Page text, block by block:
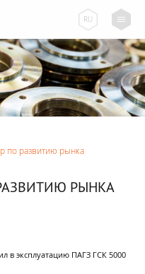
по развитию рынка
РЫНКА
в эксплуатацию ПАГЗ ГСК 5000
RU